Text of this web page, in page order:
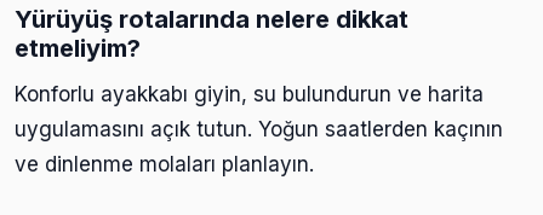
Yürüyüş rotalarında nelere dikkat
etmeliyim?
Konforlu ayakkabı giyin, su bulundurun ve harita
uygulamasını açık tutun. Yoğun saatlerden kaçının
ve dinlenme molaları planlayın.